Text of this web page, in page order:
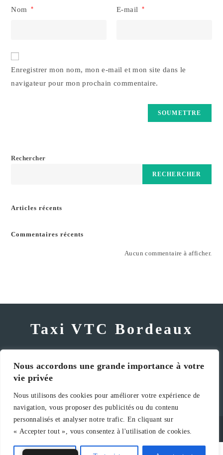
Nous accordons une grande importance à votre
vie privée
Nous utilisons des cookies pour améliorer votre expérience de
navigation, vous proposer des publicités ou du contenu
personnalisés et analyser notre trafic. En cliquant sur
« Accepter tout », vous consentez à l'utilisation de cookies.
Nom * E-mail *
Enregistrer mon nom, mon e-mail et mon site dans le
navigateur pour mon prochain commentaire.
Rechercher
RECHERCHER
Articles récents
Commentaires récents
Aucun commentaire à afficher.
Taxi VTC Bordeaux
LABCODE.FR
Réservez en un click!